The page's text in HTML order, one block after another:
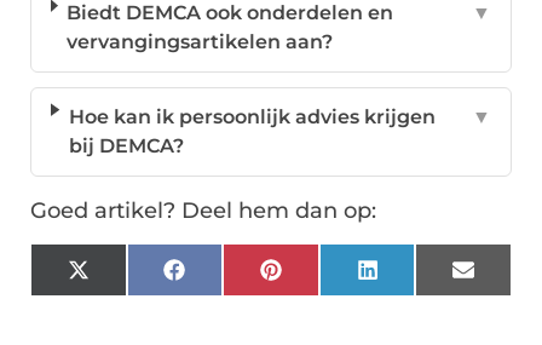
Biedt DEMCA ook onderdelen en
vervangingsartikelen aan?
▼
Hoe kan ik persoonlijk advies krijgen
bij DEMCA?
▼
Goed artikel? Deel hem dan op:
X
(Twitter)
FacebookPinterestLinkedIn Email